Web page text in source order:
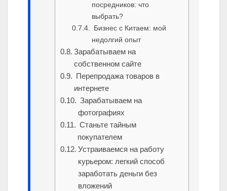
посредников: что
выбрать?
Бизнес с Китаем: мой
недолгий опыт
Зарабатываем на
собственном сайте
Перепродажа товаров в
интернете
Зарабатываем на
фотографиях
Станьте тайным
покупателем
Устраиваемся на работу
курьером: легкий способ
заработать деньги без
вложений